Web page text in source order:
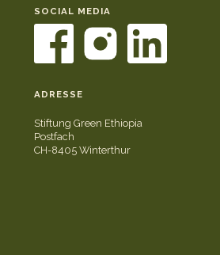
SOCIAL MEDIA
ADRESSE
Stiftung Green Ethiopia
Postfach
CH-8405 Winterthur